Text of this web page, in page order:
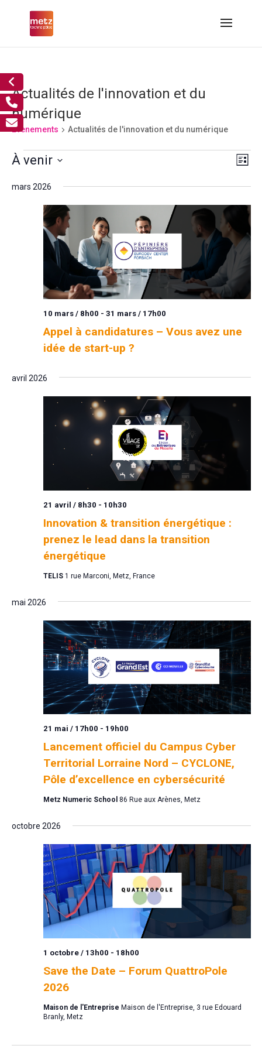
Actualités de l'innovation et du
numérique
Évènements Actualités de l'innovation et du numérique
Évènements
de
Liste
À venir
mars 2026
Appel à candidatures – Vous avez une
idée de start-up ?
10 mars / 8h00 - 31 mars / 17h00
avril 2026
Innovation & transition énergétique :
prenez le lead dans la transition
énergétique
21 avril / 8h30 - 10h30
TELIS 1 rue Marconi, Metz, France
mai 2026
Lancement officiel du Campus Cyber
Territorial Lorraine Nord – CYCLONE,
Pôle d’excellence en cybersécurité
21 mai / 17h00 - 19h00
Metz Numeric School 86 Rue aux Arènes, Metz
octobre 2026
Save the Date – Forum QuattroPole
2026
1 octobre / 13h00 - 18h00
Maison de l'Entreprise Maison de l'Entreprise, 3 rue Edouard
Branly, Metz